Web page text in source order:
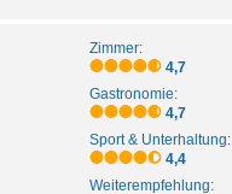
Zimmer:
4,7
Gastronomie:
4,7
Sport & Unterhaltung:
4,4
Weiterempfehlung: